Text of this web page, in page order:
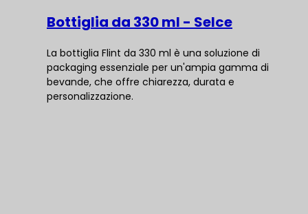
Bottiglia da 330 ml - Selce
La bottiglia Flint da 330 ml è una soluzione di
packaging essenziale per un'ampia gamma di
bevande, che offre chiarezza, durata e
personalizzazione.